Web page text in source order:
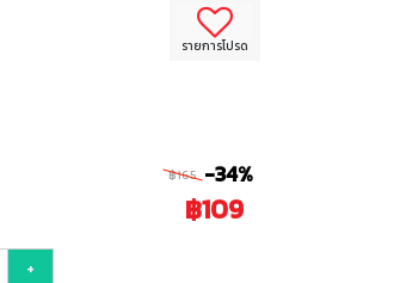
รายการโปรด
฿165 -34%
฿109
+